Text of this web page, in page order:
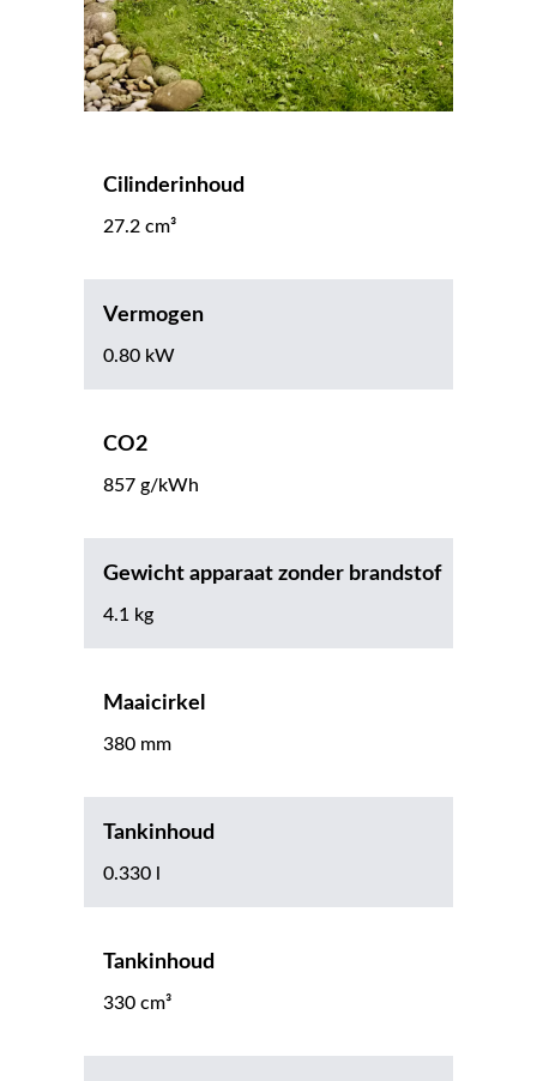
Cilinderinhoud
27.2 cm³
Vermogen
0.80 kW
CO2
857 g/kWh
Gewicht apparaat zonder brandstof
4.1 kg
Maaicirkel
380 mm
Tankinhoud
0.330 l
Tankinhoud
330 cm³